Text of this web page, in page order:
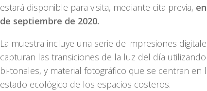
estará disponible para visita, mediante cita previa,
de septiembre de 2020.
La muestra incluye una serie de impresiones
capturan las transiciones de la luz del día
bi-tonales, y material fotográfico que se centran en
estado ecológico de los espacios costeros.